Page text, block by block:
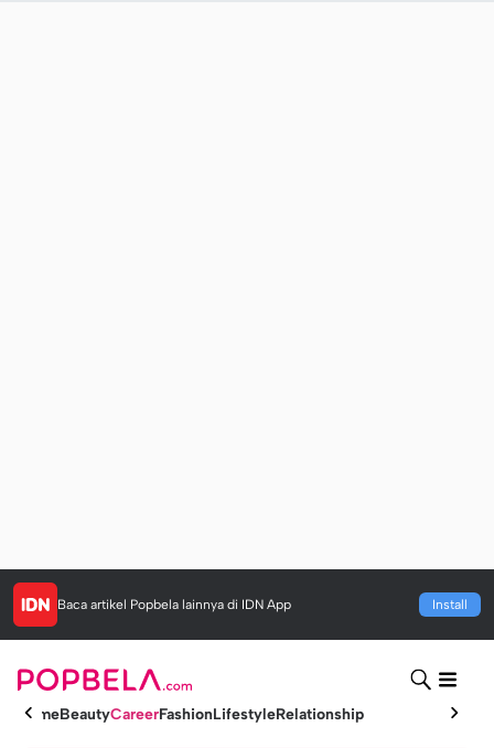
Baca artikel Popbela lainnya di IDN App Install
HomeBeautyCareerFashionLifestyleRelationship